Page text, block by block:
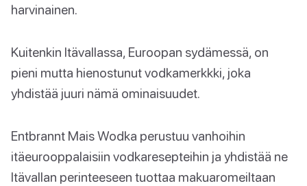
harvinainen.
Kuitenkin Itävallassa, Euroopan sydämessä, on
pieni mutta hienostunut vodkamerkkki, joka
yhdistää juuri nämä ominaisuudet.
Entbrannt Mais Wodka perustuu vanhoihin
itäeurooppalaisiin vodkaresepteihin ja yhdistää ne
Itävallan perinteeseen tuottaa makuaromeiltaan